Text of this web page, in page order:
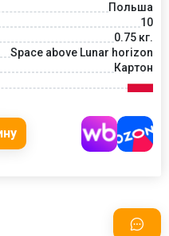
Польша
10
0.75 кг.
Space above Lunar horizon
Картон